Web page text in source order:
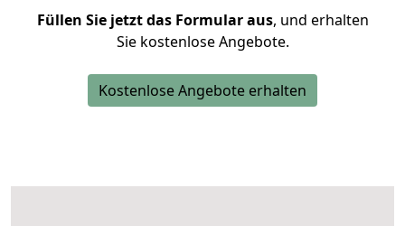
Füllen Sie jetzt das Formular aus, und erhalten
Sie kostenlose Angebote.
Kostenlose Angebote erhalten